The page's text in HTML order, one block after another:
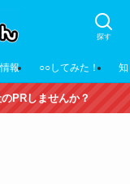
探す
報 ○○してみた！
PRしませんか？